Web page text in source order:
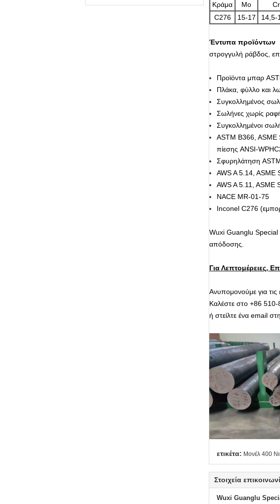
Κράμα Μο Cr
C276
15-17 14,5-
Έντυπα προϊόντων
στρογγυλή ράβδος,
Προϊόντα μπαρ
Πλάκα, φύλλο και
Συγκολλημένος
Σωλήνες χωρίς
Συγκολλημένοι
ASTM B366, ASME
πίεσης ANSI-
Σφυρηλάτηση
AWS A 5.14,
AWS A 5.11, ASME
NACE MR-01-75
Inconel C276
Wuxi Guanglu Special
απόδοσης.
Για Λεπτομέρειες,
Ανυπομονούμε για τις
Καλέστε στο +86
ή στείλτε ένα email
ετικέτα: Μονέλ 400
Στοιχεία
Wuxi Guanglu